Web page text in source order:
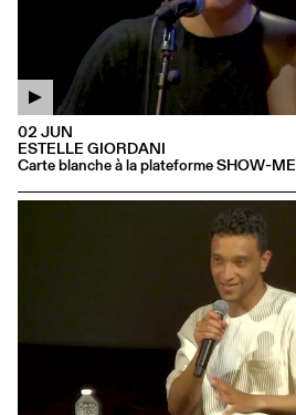
ESTELLE GIORDANI
Carte blanche à la plateforme SHOW-ME
02 JUN